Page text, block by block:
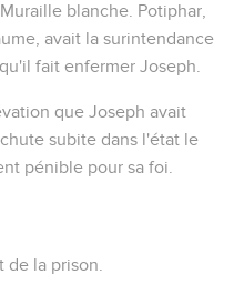
blanche. Potiphar,
avait la surintendance
fait enfermer Joseph.
que Joseph avait
subite dans l'état le
pénible pour sa foi.
la prison.